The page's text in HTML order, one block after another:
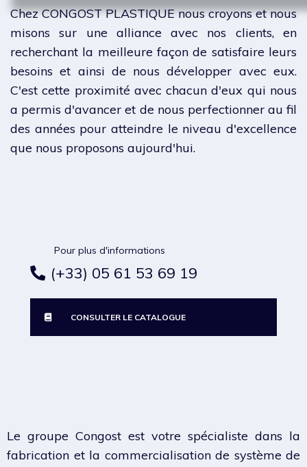
Chez CONGOST PLASTIQUE nous croyons et nous
misons sur une alliance avec nos clients, en
recherchant la meilleure façon de satisfaire leurs
besoins et ainsi de nous développer avec eux.
C'est cette proximité avec chacun d'eux qui nous
a permis d'avancer et de nous perfectionner au fil
des années pour atteindre le niveau d'excellence
que nous proposons aujourd'hui.
Pour plus d'informations
(+33) 05 61 53 69 19
CONSULTER LE CATALOGUE
Le groupe Congost est votre spécialiste dans la
fabrication et la commercialisation de système de